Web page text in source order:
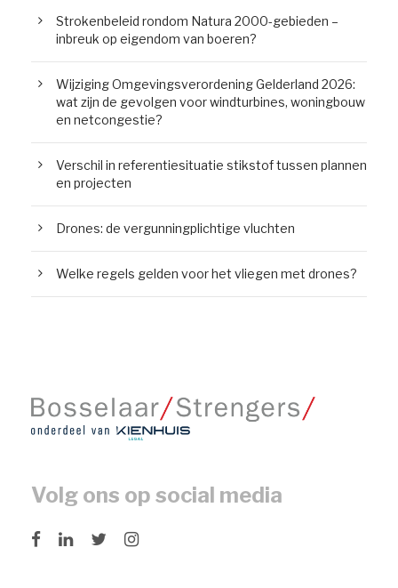
Strokenbeleid rondom Natura 2000-gebieden –
inbreuk op eigendom van boeren?
Wijziging Omgevingsverordening Gelderland 2026:
wat zijn de gevolgen voor windturbines, woningbouw
en netcongestie?
Verschil in referentiesituatie stikstof tussen plannen
en projecten
Drones: de vergunningplichtige vluchten
Welke regels gelden voor het vliegen met drones?
Volg ons op social media